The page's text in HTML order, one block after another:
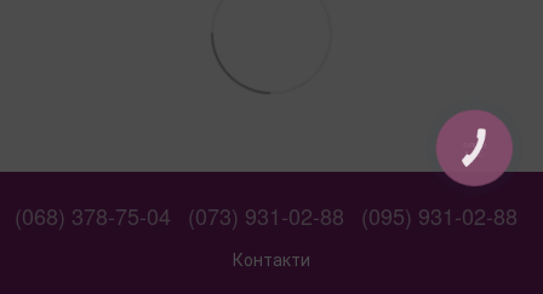
(068) 378-75-04 (073) 931-02-88 (095) 931-02-88
Контакти
КНОПКА
СВЯЗИ